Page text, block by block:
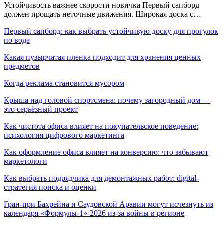
Устойчивость важнее скорости новичка Первый сапборд
должен прощать неточные движения. Широкая доска с…
Первый сапборд: как выбрать устойчивую доску для прогулок
по воде
Какая пузырчатая пленка подходит для хранения ценных
предметов
Когда реклама становится мусором
Крыша над головой спортсмена: почему загородный дом —
это серьёзный проект
Как чистота офиса влияет на покупательское поведение:
психология цифрового маркетинга
Как оформление офиса влияет на конверсию: что забывают
маркетологи
Как выбрать подрядчика для демонтажных работ: digital-
стратегия поиска и оценки
Гран-при Бахрейна и Саудовской Аравии могут исчезнуть из
календаря «Формулы-1»-2026 из-за войны в регионе